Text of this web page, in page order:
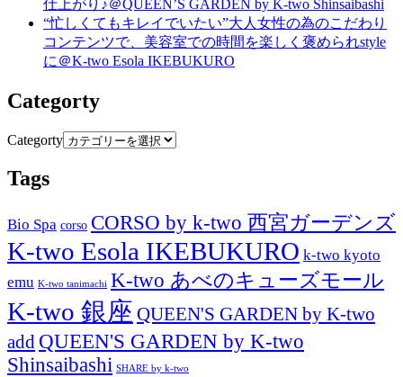
仕上がり♪＠QUEEN’S GARDEN by K-two Shinsaibashi
“忙しくてもキレイでいたい”大人女性の為のこだわり
コンテンツで、美容室での時間を楽しく褒められstyle
に＠K-two Esola IKEBUKURO
Categorty
Categorty
Tags
Bio Spa corso CORSO by k-two 西宮ガーデンズ
K-two Esola IKEBUKURO k-two kyoto
emu K-two tanimachi K-two あべのキューズモール
K-two 銀座 QUEEN'S GARDEN by K-two
add QUEEN'S GARDEN by K-two
Shinsaibashi SHARE by k-two